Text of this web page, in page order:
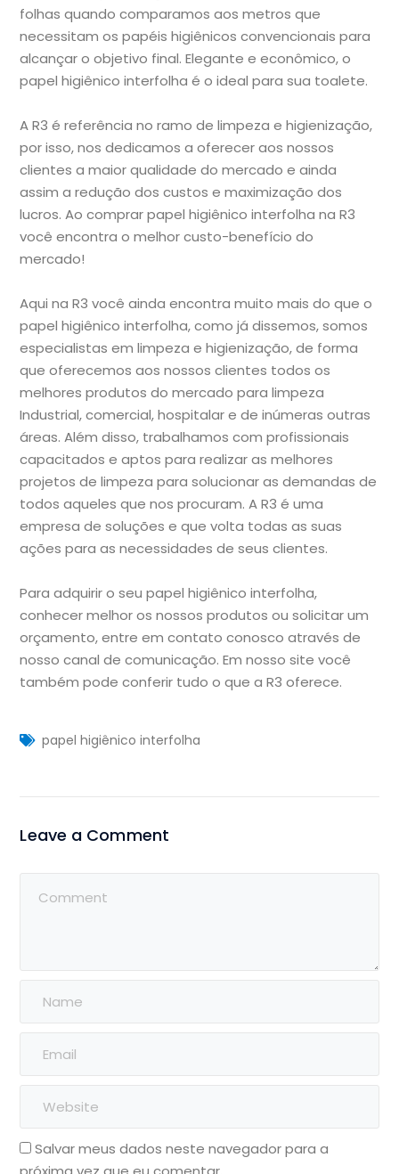
folhas quando comparamos aos metros que
necessitam os papéis higiênicos convencionais para
alcançar o objetivo final. Elegante e econômico, o
papel higiênico interfolha é o ideal para sua toalete.
A R3 é referência no ramo de limpeza e higienização,
por isso, nos dedicamos a oferecer aos nossos
clientes a maior qualidade do mercado e ainda
assim a redução dos custos e maximização dos
lucros. Ao comprar papel higiênico interfolha na R3
você encontra o melhor custo-benefício do
mercado!
Aqui na R3 você ainda encontra muito mais do que o
papel higiênico interfolha, como já dissemos, somos
especialistas em limpeza e higienização, de forma
que oferecemos aos nossos clientes todos os
melhores produtos do mercado para limpeza
Industrial, comercial, hospitalar e de inúmeras outras
áreas. Além disso, trabalhamos com profissionais
capacitados e aptos para realizar as melhores
projetos de limpeza para solucionar as demandas de
todos aqueles que nos procuram. A R3 é uma
empresa de soluções e que volta todas as suas
ações para as necessidades de seus clientes.
Para adquirir o seu papel higiênico interfolha,
conhecer melhor os nossos produtos ou solicitar um
orçamento, entre em contato conosco através de
nosso canal de comunicação. Em nosso site você
também pode conferir tudo o que a R3 oferece.
papel higiênico interfolha
Leave a Comment
Salvar meus dados neste navegador para a